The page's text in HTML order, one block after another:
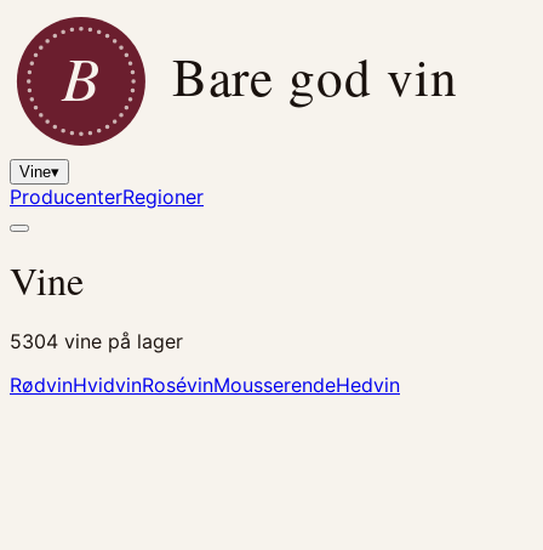
B Bare god vin
Vine▾
ProducenterRegioner
Vine
5304 vine på lager
RødvinHvidvinRosévinMousserendeHedvin